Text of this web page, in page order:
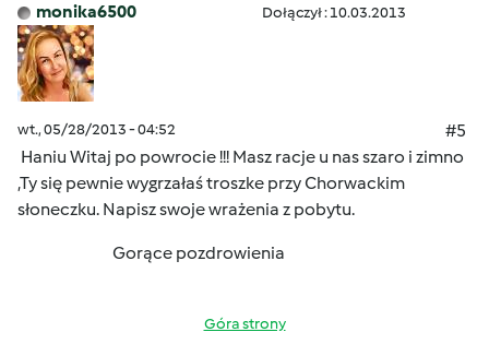
monika6500 Dołączył : 10.03.2013
wt., 05/28/2013 - 04:52
#5
Haniu Witaj po powrocie !!! Masz racje u nas szaro i zimno
,Ty się pewnie wygrzałaś troszke przy Chorwackim
słoneczku. Napisz swoje wrażenia z pobytu.
Gorące pozdrowienia
Góra strony